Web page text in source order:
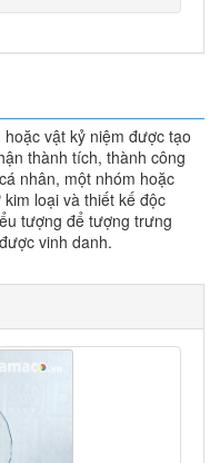
vật kỷ niệm được tạo
thành tích, thành công
nhân, một nhóm hoặc
loại và thiết kế độc
tượng để tượng trưng
vinh danh.